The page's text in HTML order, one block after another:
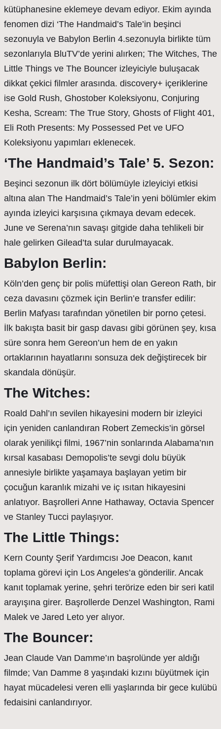
kütüphanesine eklemeye devam ediyor. Ekim ayında
fenomen dizi ‘The Handmaid’s Tale’in beşinci
sezonuyla ve Babylon Berlin 4.sezonuyla birlikte tüm
sezonlarıyla BluTV’de yerini alırken; The Witches, The
Little Things ve The Bouncer izleyiciyle buluşacak
dikkat çekici filmler arasında. discovery+ içeriklerine
ise Gold Rush, Ghostober Koleksiyonu, Conjuring
Kesha, Scream: The True Story, Ghosts of Flight 401,
Eli Roth Presents: My Possessed Pet ve UFO
Koleksiyonu yapımları eklenecek.
‘The Handmaid’s Tale’ 5. Sezon:
Beşinci sezonun ilk dört bölümüyle izleyiciyi etkisi
altına alan The Handmaid’s Tale’in yeni bölümler ekim
ayında izleyici karşısına çıkmaya devam edecek.
June ve Serena’nın savaşı gitgide daha tehlikeli bir
hale gelirken Gilead’ta sular durulmayacak.
Babylon Berlin:
Köln’den genç bir polis müfettişi olan Gereon Rath, bir
ceza davasını çözmek için Berlin’e transfer edilir:
Berlin Mafyası tarafından yönetilen bir porno çetesi.
İlk bakışta basit bir gasp davası gibi görünen şey, kısa
süre sonra hem Gereon’un hem de en yakın
ortaklarının hayatlarını sonsuza dek değiştirecek bir
skandala dönüşür.
The Witches:
Roald Dahl’ın sevilen hikayesini modern bir izleyici
için yeniden canlandıran Robert Zemeckis’in görsel
olarak yenilikçi filmi, 1967’nin sonlarında Alabama’nın
kırsal kasabası Demopolis’te sevgi dolu büyük
annesiyle birlikte yaşamaya başlayan yetim bir
çocuğun karanlık mizahi ve iç ısıtan hikayesini
anlatıyor. Başrolleri Anne Hathaway, Octavia Spencer
ve Stanley Tucci paylaşıyor.
The Little Things:
Kern County Şerif Yardımcısı Joe Deacon, kanıt
toplama görevi için Los Angeles’a gönderilir. Ancak
kanıt toplamak yerine, şehri terörize eden bir seri katil
arayışına girer. Başrollerde Denzel Washington, Rami
Malek ve Jared Leto yer alıyor.
The Bouncer:
Jean Claude Van Damme’ın başrolünde yer aldığı
filmde; Van Damme 8 yaşındaki kızını büyütmek için
hayat mücadelesi veren elli yaşlarında bir gece kulübü
fedaisini canlandırıyor.